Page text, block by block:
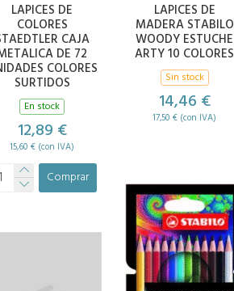
LAPICES DE
COLORES
CAJA
DE 72
COLORES
SURTIDOS
En stock
12,89 €
15,60 € (con IVA)
Comprar
LAPICES DE
MADERA STABILO
WOODY ESTUCHE
ARTY 10 COLORES
Sin stock
14,46 €
17,50 € (con IVA)